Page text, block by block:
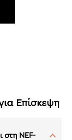
Επίσκεψη
στη NEF-